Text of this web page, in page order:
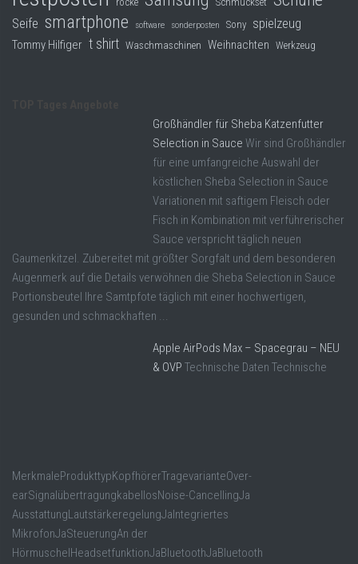
Seife smartphone software sonderposten Sony spielzeug
Tommy Hilfiger t shirt Waschmaschinen Weihnachten Werkzeug
Großhändler für Sheba Katzenfutter
Selection in Sauce Wir sind Großhändler
für eine umfangreiche Auswahl der
köstlichen Sheba Selection in Sauce
Variationen mit saftigem Fleisch oder
Fisch in Kombination mit verführerischer
Sauce verspricht täglich neuen
Gaumenkitzel. Zubereitet mit größter Sorgfalt und dem besonderen
Augenmerk auf die Details verwöhnen die Sheba Selection in Sauce
Portionsbeutel Ihre Samtpfote täglich mit einer hochwertigen,
gesunden und schmackhaften ...
Apple AirPods Max – Spacegrau – NEU
& OVP Technische Daten Technische
MerkmaleProdukttypKopfhörerTragevarianteOver-
earSignalübertragungkabellosNoise-CancellingJa
AusstattungLautstärkeregelungJaIntegriertes
MikrofonJaSteuerungAn der
HörmuschelHeadsetfunktionJaBluetoothJaBluetooth